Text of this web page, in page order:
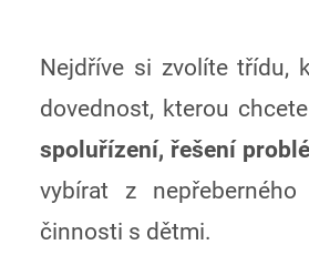
Nejdříve si zvolíte třídu,
dovednost, kterou
spoluřízení, řešení
vybírat z
činnosti s dětmi.